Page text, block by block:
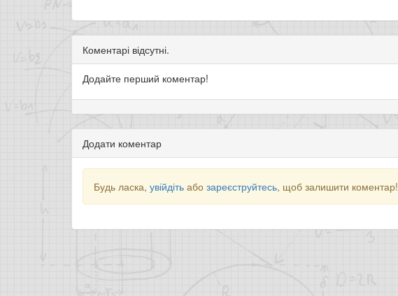
Коментарі відсутні.
Додайте перший коментар!
Додати коментар
Будь ласка, увійдіть або зареєструйтесь, щоб залишити коментар!